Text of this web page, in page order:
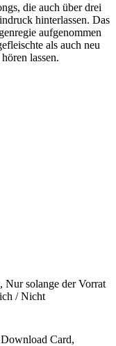
die auch über drei
hinterlassen. Das
aufgenommen
als auch neu
lassen.
, Nur solange der Vorrat
/ Nicht
Card,